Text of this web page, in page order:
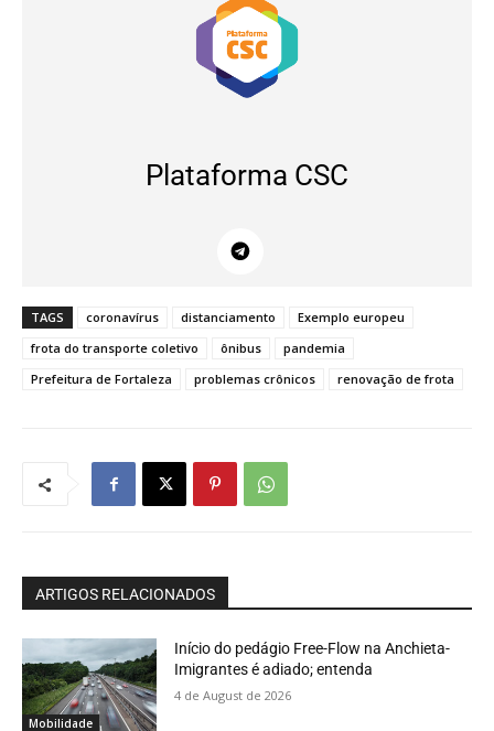
Plataforma CSC
TAGS coronavírus distanciamento
Exemplo europeu
frota do transporte coletivo
ônibus
pandemia
Prefeitura de Fortaleza
problemas crônicos renovação de frota
ARTIGOS RELACIONADOS
Mobilidade
Início do pedágio Free-Flow na Anchieta-
Imigrantes é adiado; entenda
4 de August de 2026